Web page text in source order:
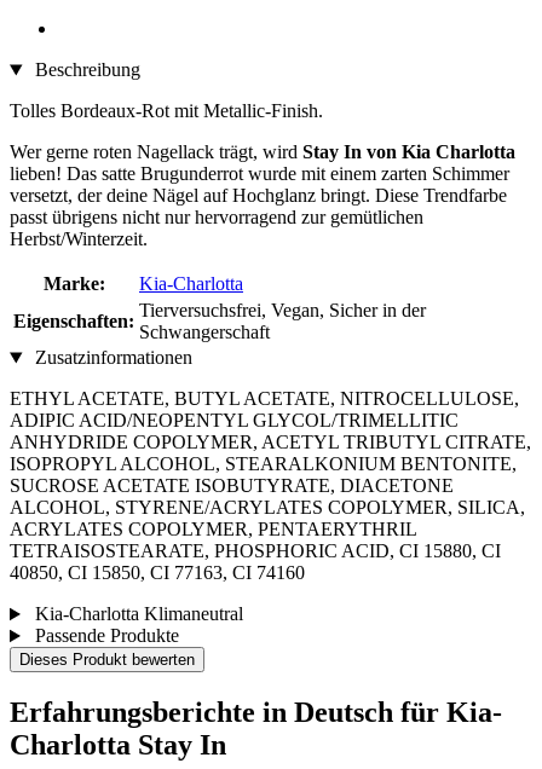
Beschreibung
Tolles Bordeaux-Rot mit Metallic-Finish.
Wer gerne roten Nagellack trägt, wird Stay In von Kia Charlotta
lieben! Das satte Brugunderrot wurde mit einem zarten Schimmer
versetzt, der deine Nägel auf Hochglanz bringt. Diese Trendfarbe
passt übrigens nicht nur hervorragend zur gemütlichen
Herbst/Winterzeit.
Marke:
Kia-Charlotta
Eigenschaften:
Tierversuchsfrei, Vegan, Sicher in der
Schwangerschaft
Zusatzinformationen
ETHYL ACETATE, BUTYL ACETATE, NITROCELLULOSE,
ADIPIC ACID/NEOPENTYL GLYCOL/TRIMELLITIC
ANHYDRIDE COPOLYMER, ACETYL TRIBUTYL CITRATE,
ISOPROPYL ALCOHOL, STEARALKONIUM BENTONITE,
SUCROSE ACETATE ISOBUTYRATE, DIACETONE
ALCOHOL, STYRENE/ACRYLATES COPOLYMER, SILICA,
ACRYLATES COPOLYMER, PENTAERYTHRIL
TETRAISOSTEARATE, PHOSPHORIC ACID, CI 15880, CI
40850, CI 15850, CI 77163, CI 74160
Kia-Charlotta Klimaneutral
Passende Produkte
Dieses Produkt bewerten
Erfahrungsberichte in Deutsch für Kia-
Charlotta Stay In